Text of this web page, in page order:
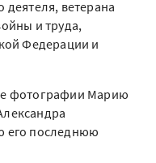
деятеля, ветерана
и труда,
Федерации и
фотографии Марию
его последнюю